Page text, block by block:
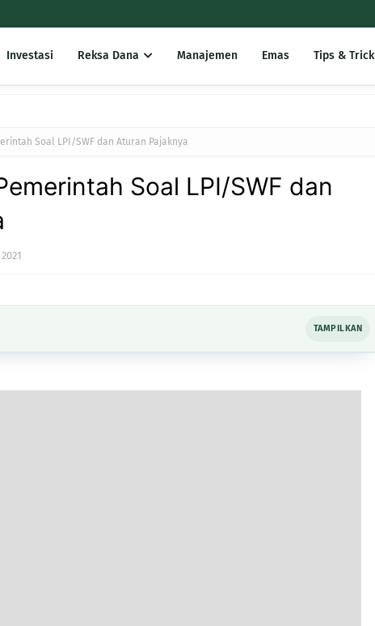
Investasi Reksa Dana Manajemen Emas Tips & Trick
Soal LPI/SWF dan Aturan Pajaknya
Soal LPI/SWF dan
TAMPILKAN